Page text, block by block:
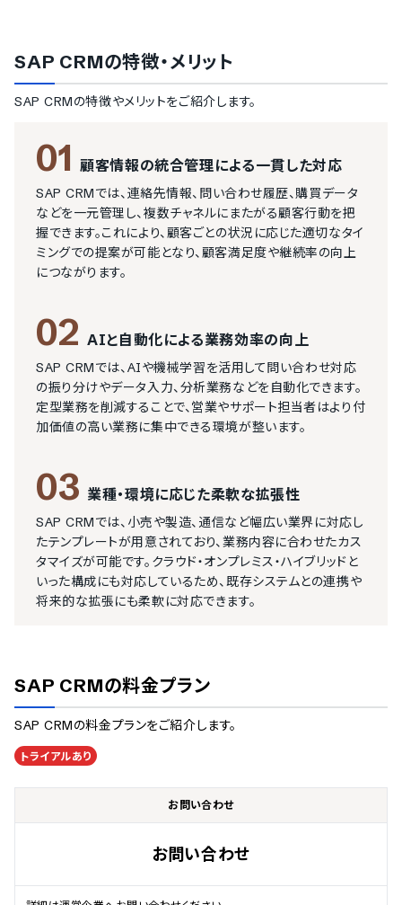
SAP CRMの特徴・メリット
SAP CRMの特徴やメリットをご紹介します。
01 顧客情報の統合管理による一貫した対応
SAP CRMでは、連絡先情報、問い合わせ履歴、購買データ
などを一元管理し、複数チャネルにまたがる顧客行動を把
握できます。これにより、顧客ごとの状況に応じた適切なタイ
ミングでの提案が可能となり、顧客満足度や継続率の向上
につながります。
02 AIと自動化による業務効率の向上
SAP CRMでは、AIや機械学習を活用して問い合わせ対応
の振り分けやデータ入力、分析業務などを自動化できます。
定型業務を削減することで、営業やサポート担当者はより付
加価値の高い業務に集中できる環境が整います。
03 業種・環境に応じた柔軟な拡張性
SAP CRMでは、小売や製造、通信など幅広い業界に対応し
たテンプレートが用意されており、業務内容に合わせたカス
タマイズが可能です。クラウド・オンプレミス・ハイブリッドと
いった構成にも対応しているため、既存システムとの連携や
将来的な拡張にも柔軟に対応できます。
SAP CRMの料金プラン
SAP CRMの料金プランをご紹介します。
トライアルあり
お問い合わせ
お問い合わせ